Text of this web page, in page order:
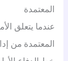
المعتمدة
عندما يتعلق